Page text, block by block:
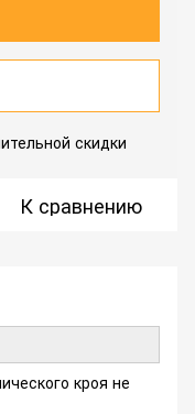
скидки
К сравнению
кроя не